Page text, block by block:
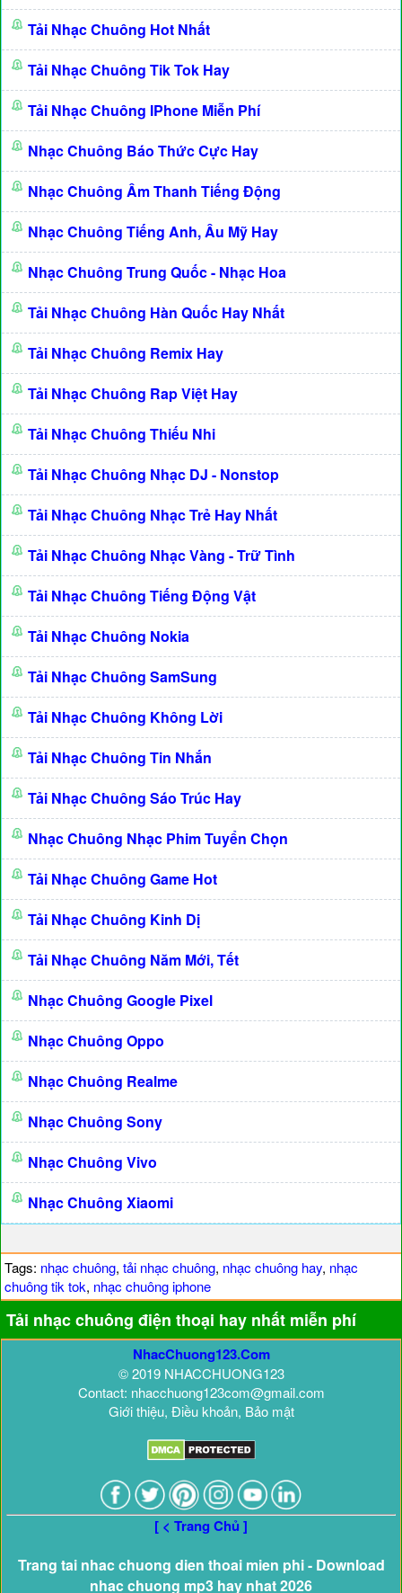
Tải Nhạc Chuông Hot Nhất
Tải Nhạc Chuông Tik Tok Hay
Tải Nhạc Chuông IPhone Miễn Phí
Nhạc Chuông Báo Thức Cực Hay
Nhạc Chuông Âm Thanh Tiếng Động
Nhạc Chuông Tiếng Anh, Âu Mỹ Hay
Nhạc Chuông Trung Quốc - Nhạc Hoa
Tải Nhạc Chuông Hàn Quốc Hay Nhất
Tải Nhạc Chuông Remix Hay
Tải Nhạc Chuông Rap Việt Hay
Tải Nhạc Chuông Thiếu Nhi
Tải Nhạc Chuông Nhạc DJ - Nonstop
Tải Nhạc Chuông Nhạc Trẻ Hay Nhất
Tải Nhạc Chuông Nhạc Vàng - Trữ Tình
Tải Nhạc Chuông Tiếng Động Vật
Tải Nhạc Chuông Nokia
Tải Nhạc Chuông SamSung
Tải Nhạc Chuông Không Lời
Tải Nhạc Chuông Tin Nhắn
Tải Nhạc Chuông Sáo Trúc Hay
Nhạc Chuông Nhạc Phim Tuyển Chọn
Tải Nhạc Chuông Game Hot
Tải Nhạc Chuông Kinh Dị
Tải Nhạc Chuông Năm Mới, Tết
Nhạc Chuông Google Pixel
Nhạc Chuông Oppo
Nhạc Chuông Realme
Nhạc Chuông Sony
Nhạc Chuông Vivo
Nhạc Chuông Xiaomi
Tags: nhạc chuông, tải nhạc chuông, nhạc chuông hay, nhạc
chuông tik tok, nhạc chuông iphone
Tải nhạc chuông điện thoại hay nhất miễn phí
NhacChuong123.Com
© 2019 NHACCHUONG123
Contact: nhacchuong123com@gmail.com
Giới thiệu, Điều khoản, Bảo mật
[ < Trang Chủ ]
Trang tai nhac chuong dien thoai mien phi - Download
nhac chuong mp3 hay nhat 2026